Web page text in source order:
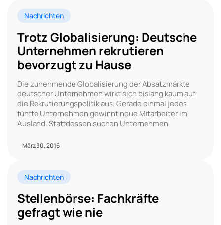
Nachrichten
Trotz Globalisierung: Deutsche
Unternehmen rekrutieren
bevorzugt zu Hause
Die zunehmende Globalisierung der Absatzmärkte
deutscher Unternehmen wirkt sich bislang kaum auf
die Rekrutierungspolitik aus: Gerade einmal jedes
fünfte Unternehmen gewinnt neue Mitarbeiter im
Ausland. Stattdessen suchen Unternehmen
März 30, 2016
Nachrichten
Stellenbörse: Fachkräfte
gefragt wie nie